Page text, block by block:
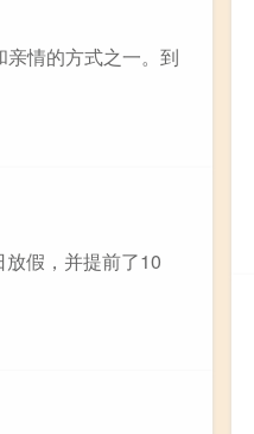
情的方式之一。到
假，并提前了10